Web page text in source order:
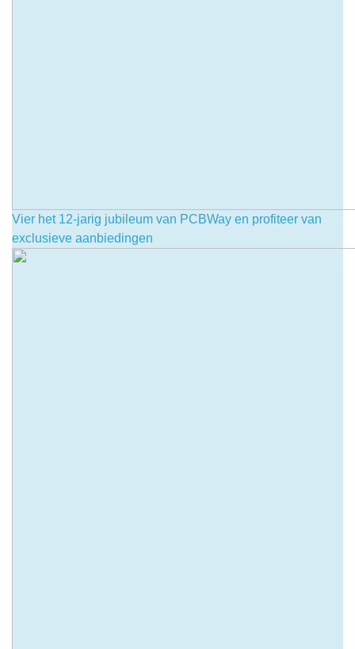
Vier het 12-jarig jubileum van PCBWay en profiteer van
exclusieve aanbiedingen